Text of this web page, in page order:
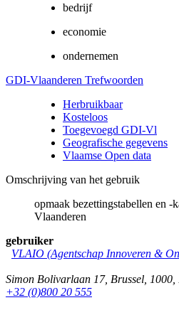
bedrijf
economie
ondernemen
GDI-Vlaanderen Trefwoorden
Herbruikbaar
Kosteloos
Toegevoegd GDI-Vl
Geografische gegevens
Vlaamse Open data
Omschrijving van het gebruik
opmaak bezettingstabellen en -
Vlaanderen
gebruiker
VLAIO (Agentschap Innoveren &
Simon Bolivarlaan 17, Brussel 1000
+32 (0)800 20 555